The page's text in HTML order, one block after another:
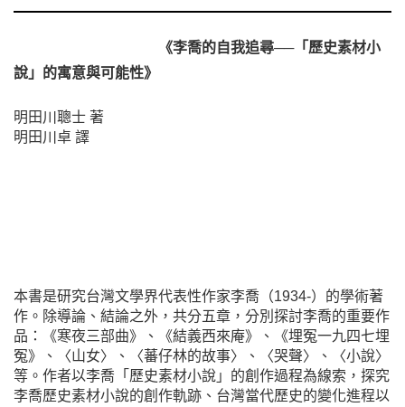
《李喬的自我追尋──「歷史素材小
說」的寓意與可能性》
明田川聰士 著
明田川卓 譯
本書是研究台灣文學界代表性作家李喬（1934-）的學術著
作。除導論、結論之外，共分五章，分別探討李喬的重要作
品：《寒夜三部曲》、《結義西來庵》、《埋冤一九四七埋
冤》、〈山女〉、〈蕃仔林的故事〉、〈哭聲〉、〈小說〉
等。作者以李喬「歷史素材小說」的創作過程為線索，探究
李喬歷史素材小說的創作軌跡、台灣當代歷史的變化進程以